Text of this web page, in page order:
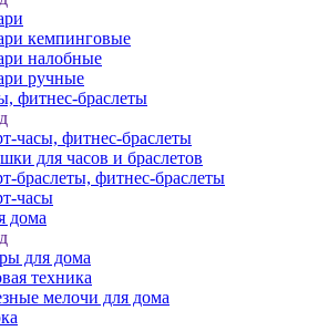
кемпинговые
налобные
ручные
фитнес-браслеты
часы, фитнес-браслеты
для часов и браслетов
браслеты, фитнес-браслеты
часы
дома
для дома
техника
мелочи для дома